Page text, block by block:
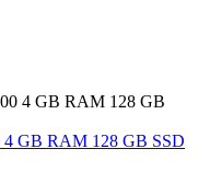
4 GB RAM 128 GB SSD